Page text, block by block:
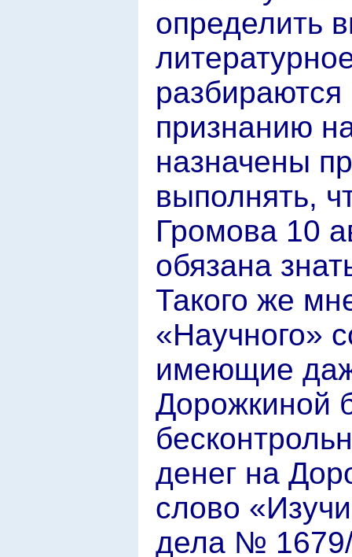
определить
признанию
назначены
выполнять,
Громова 10
обязана
Такого же
«Научного»
имеющие
Дорожкиной
денег на
слово
дела № 1679/